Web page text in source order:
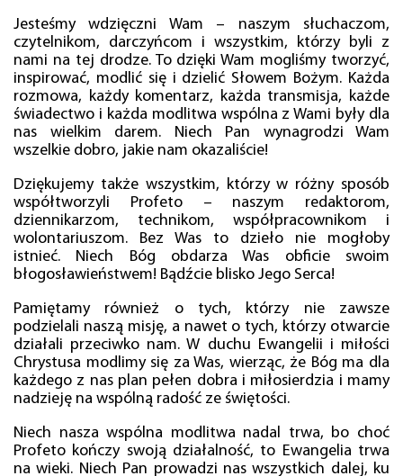
Jesteśmy wdzięczni Wam – naszym słuchaczom,
czytelnikom, darczyńcom i wszystkim, którzy byli z
nami na tej drodze. To dzięki Wam mogliśmy tworzyć,
inspirować, modlić się i dzielić Słowem Bożym. Każda
rozmowa, każdy komentarz, każda transmisja, każde
świadectwo i każda modlitwa wspólna z Wami były dla
nas wielkim darem. Niech Pan wynagrodzi Wam
wszelkie dobro, jakie nam okazaliście!
Dziękujemy także wszystkim, którzy w różny sposób
współtworzyli Profeto – naszym redaktorom,
dziennikarzom, technikom, współpracownikom i
wolontariuszom. Bez Was to dzieło nie mogłoby
istnieć. Niech Bóg obdarza Was obficie swoim
błogosławieństwem! Bądźcie blisko Jego Serca!
Pamiętamy również o tych, którzy nie zawsze
podzielali naszą misję, a nawet o tych, którzy otwarcie
działali przeciwko nam. W duchu Ewangelii i miłości
Chrystusa modlimy się za Was, wierząc, że Bóg ma dla
każdego z nas plan pełen dobra i miłosierdzia i mamy
nadzieję na wspólną radość ze świętości.
Niech nasza wspólna modlitwa nadal trwa, bo choć
Profeto kończy swoją działalność, to Ewangelia trwa
na wieki. Niech Pan prowadzi nas wszystkich dalej, ku